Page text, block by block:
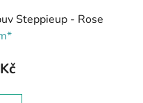
Steppieup - Rose